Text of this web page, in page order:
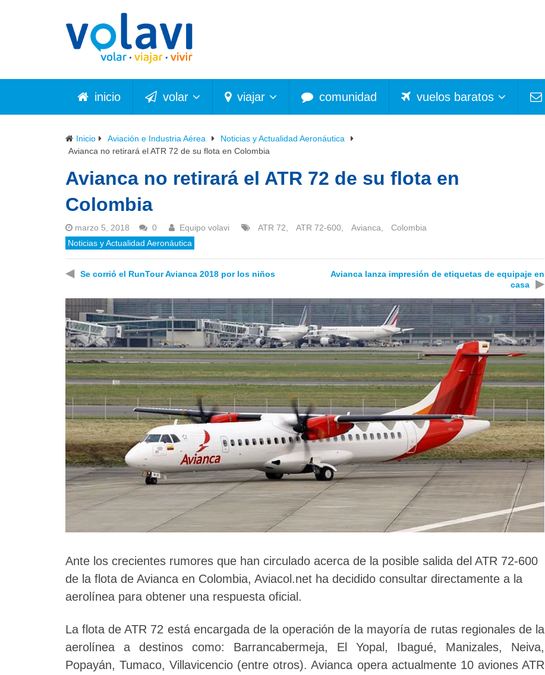
inicio volar viajar comunidad vuelos baratos
Inicio Aviación e Industria Aérea
Noticias y Actualidad Aeronáutica
Avianca no retirará el ATR 72 de su flota en Colombia
Avianca no retirará el ATR 72 de su flota en
Colombia
marzo 5, 2018 0 Equipo volavi ATR 72 ATR 72-600 Avianca
Colombia
Noticias y Actualidad Aeronáutica
◀ Se corrió el RunTour Avianca 2018 por los niños
Avianca lanza impresión de etiquetas de equipaje en
casa
▶
Ante los crecientes rumores que han circulado acerca de la posible salida del ATR 72-600
de la flota de Avianca en Colombia, Aviacol.net ha decidido consultar directamente a la
aerolínea para obtener una respuesta oficial.
La flota de ATR 72 está encargada de la operación de la mayoría de rutas regionales de la
aerolínea a destinos como: Barrancabermeja, El Yopal, Ibagué, Manizales, Neiva,
Popayán, Tumaco, Villavicencio (entre otros). Avianca opera actualmente 10 aviones ATR